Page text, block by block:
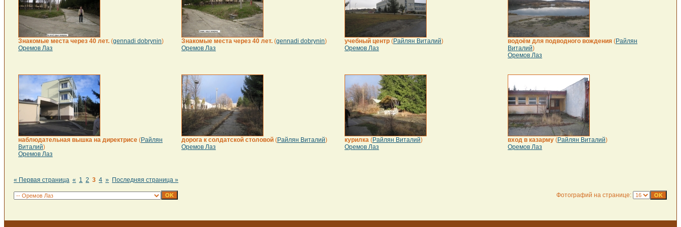
Знакомые места через 40 лет. (gennadi dobrynin)
Оремов Лаз
Знакомые места через 40 лет. (gennadi dobrynin)
Оремов Лаз
учебный центр (Райлян Виталий)
Оремов Лаз
водоём для подводного вождения (Райлян
Виталий)
Оремов Лаз
наблюдательная вышка на директрисе (Райлян
Виталий)
Оремов Лаз
дорога к солдатской столовой (Райлян Виталий)
Оремов Лаз
курилка (Райлян Виталий)
Оремов Лаз
вход в казарму (Райлян Виталий)
Оремов Лаз
« Первая страница « 1 2 3 4 » Последняя страница »
Фотографий на странице: